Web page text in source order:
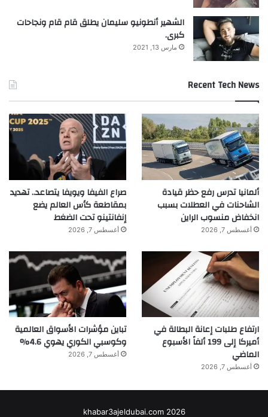
الشهير أنطونيو سليمان يطلق قام قام ونجاحات
كبرى.
مارس 13, 2021
Recent Tech News
ألمانيا تدرس رفع حظر قيادة
الشاحنات في العطلات بسبب
انخفاض منسوب الراين
أغسطس 7, 2026
صراع الفيفا ويويفا يتصاعد.. تهديد
بمقاطعة كأس العالم يضع
إنفانتينو تحت الضغط
أغسطس 7, 2026
ارتفاع طلبات إعانة البطالة في
أميركا إلى 199 ألفاً الأسبوع
الماضي
أغسطس 7, 2026
تباين مؤشرات الأسواق العالمية
وكوسبي الكوري يهوي 4.6%
أغسطس 7, 2026
khabar3ajeldubai.com 2026